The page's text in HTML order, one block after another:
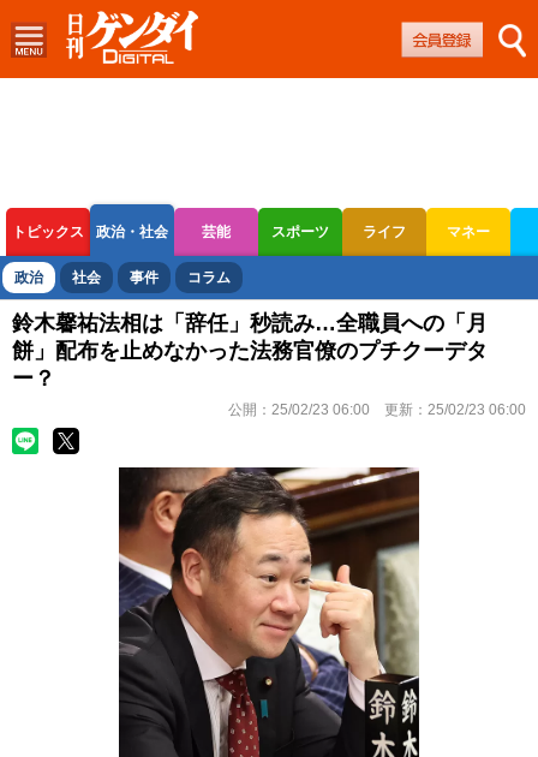
トピックス 政治・社会 芸能 スポーツ ライフ マネー
ボートレース 競輪 オートレース
政治 社会 事件 コラム
鈴木馨祐法相は「辞任」秒読み…全職員への「月
餅」配布を止めなかった法務官僚のプチクーデタ
ー？
公開： 25/02/23 06:00 更新： 25/02/23 06:00